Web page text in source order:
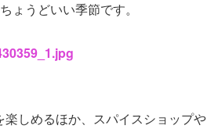
ょうどいい季節です。
しめるほか、スパイスショップや